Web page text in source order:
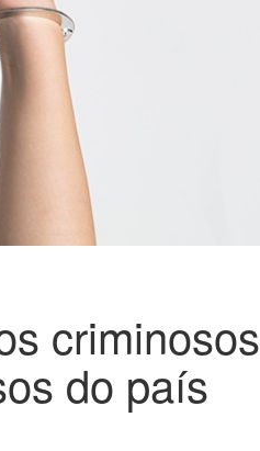
criminosos
do país